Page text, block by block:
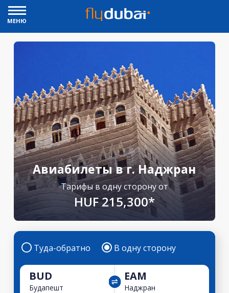
МЕНЮ
Авиабилеты в г. Наджран
Тарифы в одну сторону от
HUF 215,300*
Туда-обратно В одну сторону
BUD
Будапешт
EAM
Наджран